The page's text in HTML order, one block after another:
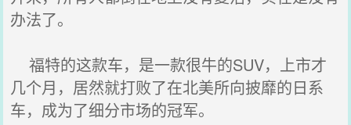
办法了。
福特的这款车，是一款很牛的SUV，上市才
几个月，居然就打败了在北美所向披靡的日系
车，成为了细分市场的冠军。